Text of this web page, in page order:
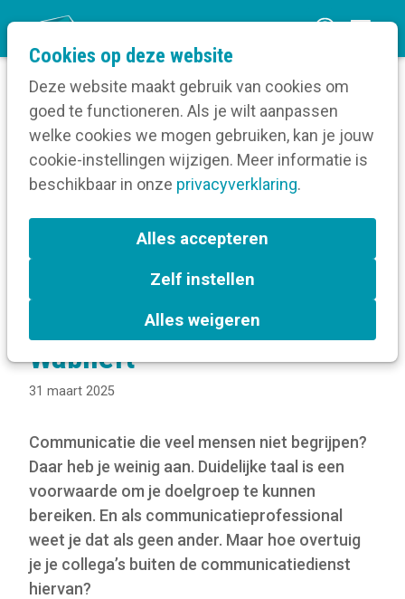
Cookies op deze website
Deze website maakt gebruik van cookies om
goed te functioneren. Als je wilt aanpassen
welke cookies we mogen gebruiken, kan je jouw
cookie-instellingen wijzigen. Meer informatie is
beschikbaar in onze privacyverklaring.
Alles accepteren
Zelf instellen
Alles weigeren
n
m
Home
Blog
Laten we komaf maken met onduidelijke taal –
Katrien Janssens van Wablieft
Laten we komaf maken
met onduidelijke taal –
Katrien Janssens van
Wablieft
31 maart 2025
Communicatie die veel mensen niet begrijpen?
Daar heb je weinig aan. Duidelijke taal is een
voorwaarde om je doelgroep te kunnen
bereiken. En als communicatieprofessional
weet je dat als geen ander. Maar hoe overtuig
je je collega’s buiten de communicatiedienst
hiervan?